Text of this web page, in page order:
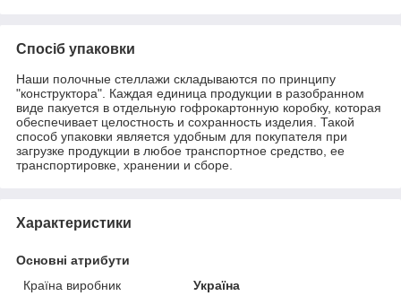
Спосіб упаковки
Наши полочные стеллажи складываются по принципу
"конструктора". Каждая единица продукции в разобранном
виде пакуется в отдельную гофрокартонную коробку, которая
обеспечивает целостность и сохранность изделия. Такой
способ упаковки является удобным для покупателя при
загрузке продукции в любое транспортное средство, ее
транспортировке, хранении и сборе.
Характеристики
Основні атрибути
Країна виробник
Україна